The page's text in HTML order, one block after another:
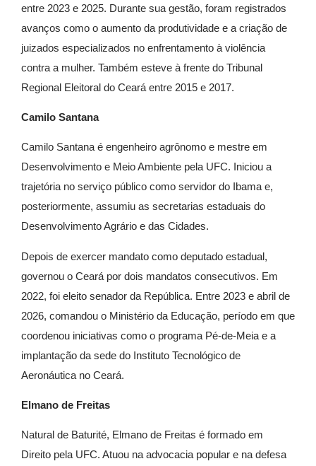
entre 2023 e 2025. Durante sua gestão, foram registrados
avanços como o aumento da produtividade e a criação de
juizados especializados no enfrentamento à violência
contra a mulher. Também esteve à frente do Tribunal
Regional Eleitoral do Ceará entre 2015 e 2017.
Camilo Santana
Camilo Santana é engenheiro agrônomo e mestre em
Desenvolvimento e Meio Ambiente pela UFC. Iniciou a
trajetória no serviço público como servidor do Ibama e,
posteriormente, assumiu as secretarias estaduais do
Desenvolvimento Agrário e das Cidades.
Depois de exercer mandato como deputado estadual,
governou o Ceará por dois mandatos consecutivos. Em
2022, foi eleito senador da República. Entre 2023 e abril de
2026, comandou o Ministério da Educação, período em que
coordenou iniciativas como o programa Pé-de-Meia e a
implantação da sede do Instituto Tecnológico de
Aeronáutica no Ceará.
Elmano de Freitas
Natural de Baturité, Elmano de Freitas é formado em
Direito pela UFC. Atuou na advocacia popular e na defesa